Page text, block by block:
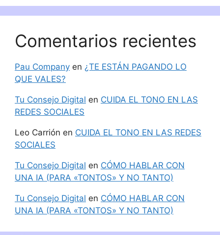
Comentarios recientes
Pau Company en ¿TE ESTÁN PAGANDO LO
QUE VALES?
Tu Consejo Digital en CUIDA EL TONO EN LAS
REDES SOCIALES
Leo Carrión en CUIDA EL TONO EN LAS REDES
SOCIALES
Tu Consejo Digital en CÓMO HABLAR CON
UNA IA (PARA «TONTOS» Y NO TANTO)
Tu Consejo Digital en CÓMO HABLAR CON
UNA IA (PARA «TONTOS» Y NO TANTO)